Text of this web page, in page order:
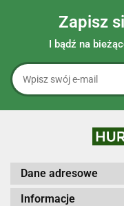
Zapisz
I bądź na
Dane adresowe
Informacje